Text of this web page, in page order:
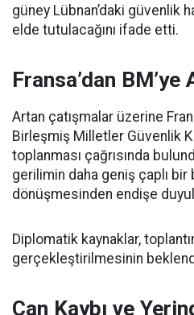
güney Lübnan’daki güvenlik
elde tutulacağını ifade etti.
Fransa’dan BM’ye
Artan çatışmalar üzerine
Birleşmiş Milletler Güvenlik
toplanması çağrısında
gerilimin daha geniş çaplı
dönüşmesinden endişe
Diplomatik kaynaklar,
gerçekleştirilmesinin
Can Kaybı ve